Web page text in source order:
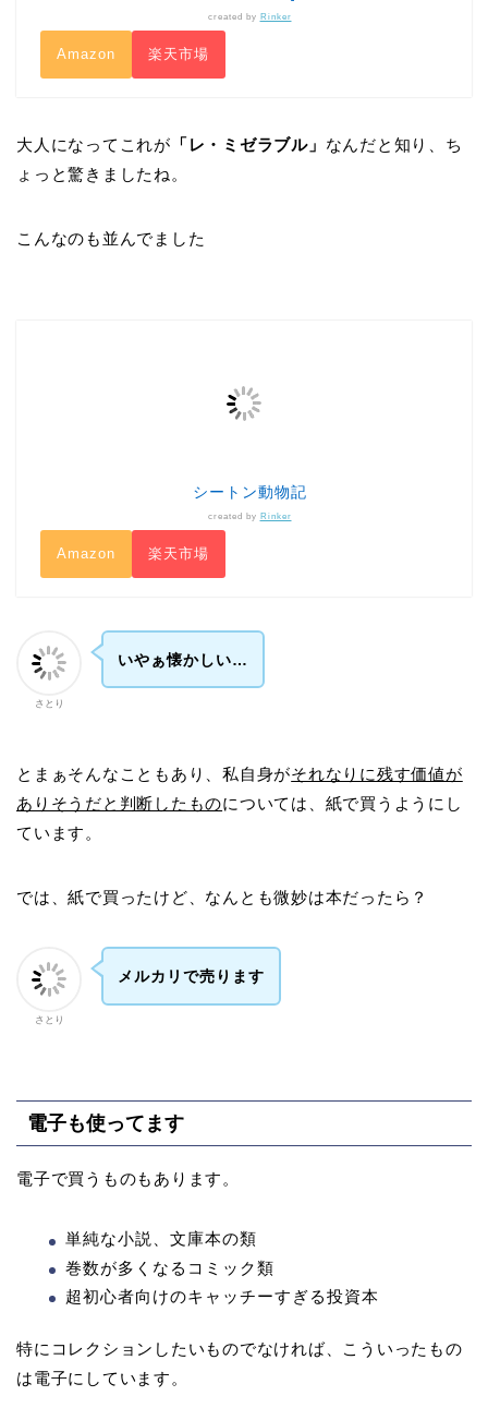
created by Rinker
Amazon 楽天市場
大人になってこれが 「レ・ミゼラブル」 なんだと知り、ち
ょっと驚きましたね。
こんなのも並んでました
シートン動物記
created by Rinker
Amazon 楽天市場
さとり
いやぁ懐かしい…
とまぁそんなこともあり、私自身がそれなりに残す価値が
ありそうだと判断したものについては、紙で買うようにし
ています。
では、紙で買ったけど、なんとも微妙は本だったら？
さとり
メルカリで売ります
電子も使ってます
電子で買うものもあります。
単純な小説、文庫本の類
巻数が多くなるコミック類
超初心者向けのキャッチーすぎる投資本
特にコレクションしたいものでなければ、こういったもの
は電子にしています。